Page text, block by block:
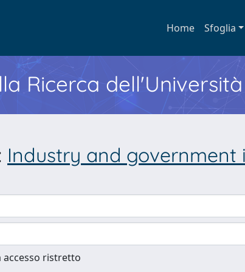
Home Sfoglia
Ricerca
Industry and government
ristretto